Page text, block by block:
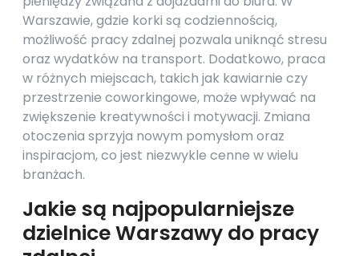
Warszawie, gdzie korki są codziennością,
możliwość pracy zdalnej pozwala uniknąć stresu
oraz wydatków na transport. Dodatkowo, praca
w różnych miejscach, takich jak kawiarnie czy
przestrzenie coworkingowe, może wpływać na
zwiększenie kreatywności i motywacji. Zmiana
otoczenia sprzyja nowym pomysłom oraz
inspiracjom, co jest niezwykle cenne w wielu
branżach.
Jakie są najpopularniejsze
dzielnice Warszawy do pracy